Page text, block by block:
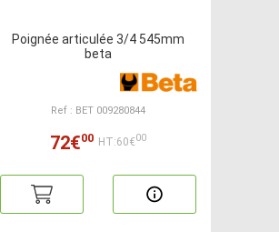
Poignée articulée 3/4 545mm
beta
Ref : BET 009280844
72€00 HT:60€00